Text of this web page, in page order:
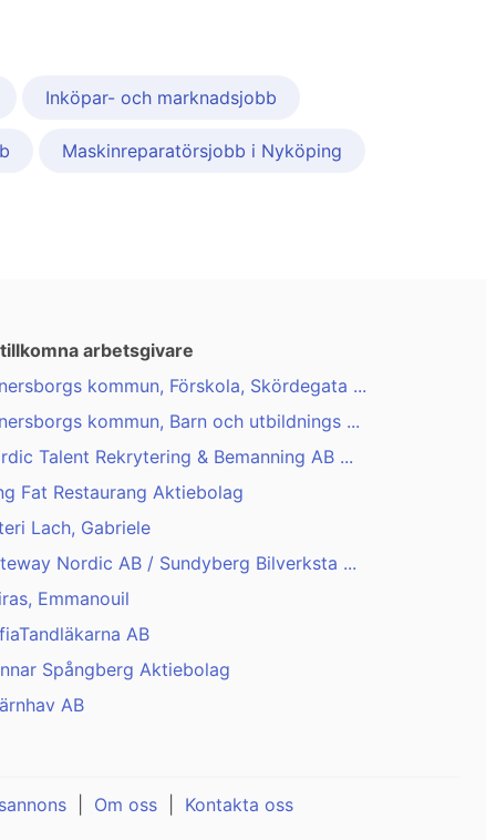
Inköpar- och marknadsjobb
Maskinreparatörsjobb i Nyköping
arbetsgivare
kommun, Förskola, Skördegata ...
kommun, Barn och utbildnings ...
Talent Rekrytering & Bemanning AB ...
Fat Restaurang Aktiebolag
Lach, Gabriele
Nordic AB / Sundyberg Bilverksta ...
Emmanouil
AB
Spångberg Aktiebolag
AB
Om oss Kontakta oss